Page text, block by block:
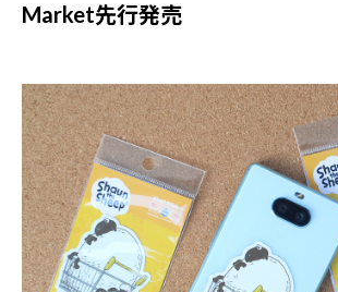
Market先行発売